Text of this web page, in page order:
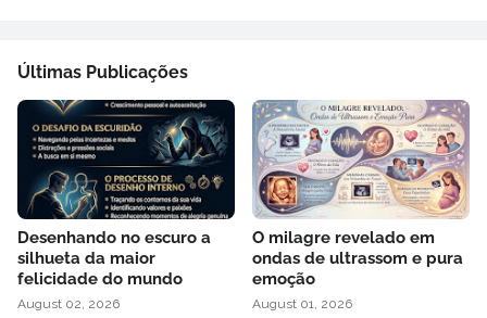
Últimas Publicações
Desenhando no escuro a
silhueta da maior
felicidade do mundo
August 02, 2026
O milagre revelado em
ondas de ultrassom e pura
emoção
August 01, 2026